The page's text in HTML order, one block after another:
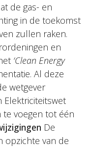
de gas- en
in de toekomst
zullen raken.
en
‘Clean Energy
Al deze
wetgever
Elektriciteitswet
te voegen tot één
De
opzichte van de